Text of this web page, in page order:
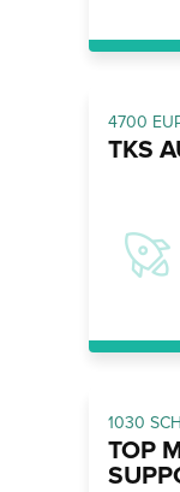
4700
TKS
1030
TOP